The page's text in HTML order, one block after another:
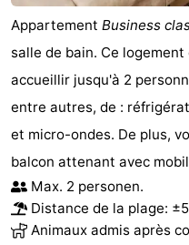
Egmond
aan
Zee
-
Noordhollands
duinreservaat
-
Wijk
aan
Zee
-
Nature
Zuid-
Kennermerland
-
Amsterdam
-
Haarlem
-
Appartement Business
salle de bain. Ce
accueillir jusqu'à 2
entre autres, de :
et micro-ondes. De plus,
balcon attenant avec
Max. 2 personen.
Distance de la plage:
Animaux admis après